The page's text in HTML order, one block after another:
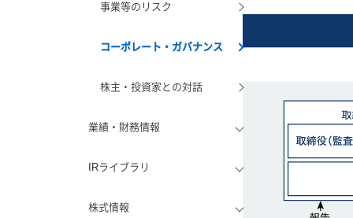
事業等のリスク
コーポレート・ガバナンス
株主・投資家との対話
業績・財務情報
IRライブラリ
株式情報